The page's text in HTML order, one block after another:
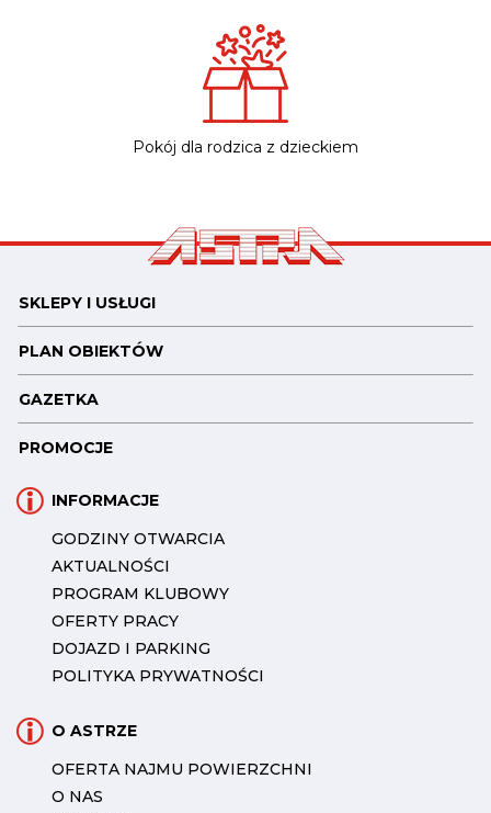
Pokój dla rodzica z dzieckiem
SKLEPY I USŁUGI
PLAN OBIEKTÓW
GAZETKA
PROMOCJE
INFORMACJE
GODZINY OTWARCIA
AKTUALNOŚCI
PROGRAM KLUBOWY
OFERTY PRACY
DOJAZD I PARKING
POLITYKA PRYWATNOŚCI
O ASTRZE
OFERTA NAJMU POWIERZCHNI
O NAS